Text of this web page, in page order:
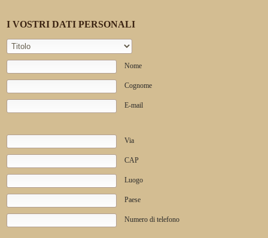
I VOSTRI DATI PERSONALI
Nome
Cognome
E-mail
Via
CAP
Luogo
Paese
Numero di telefono